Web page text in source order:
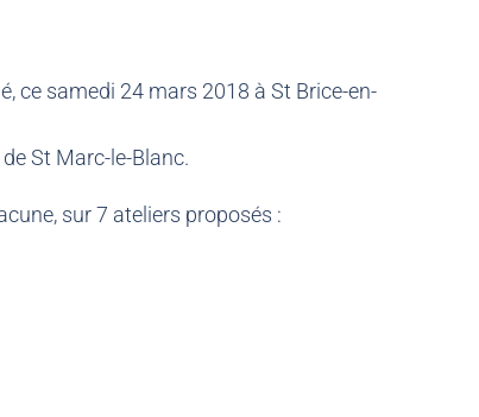
ce samedi 24 mars 2018 à St Brice-en-
St Marc-le-Blanc.
sur 7 ateliers proposés :